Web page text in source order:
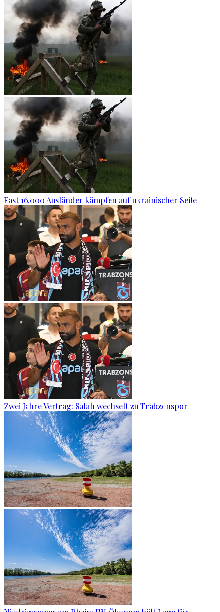
Fast 16.000 Ausländer kämpfen auf ukrainischer Seite
Zwei Jahre Vertrag: Salah wechselt zu Trabzonspor